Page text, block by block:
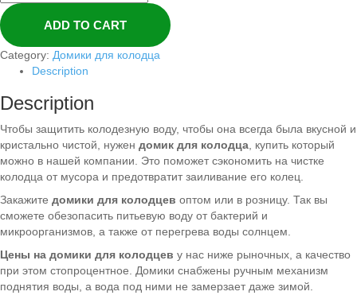
ADD TO CART
Category: Домики для колодца
Description
Description
Чтобы защитить колодезную воду, чтобы она всегда была вкусной и
кристально чистой, нужен домик для колодца, купить который
можно в нашей компании. Это поможет сэкономить на чистке
колодца от мусора и предотвратит заиливание его колец.
Закажите домики для колодцев оптом или в розницу. Так вы
сможете обезопасить питьевую воду от бактерий и
микроорганизмов, а также от перегрева воды солнцем.
Цены на домики для колодцев у нас ниже рыночных, а качество
при этом стопроцентное. Домики снабжены ручным механизм
поднятия воды, а вода под ними не замерзает даже зимой.